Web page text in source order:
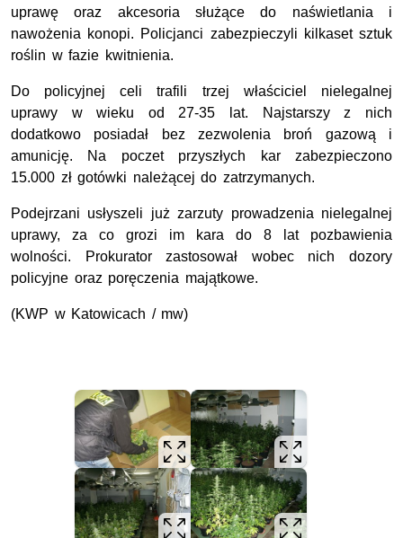
uprawę oraz akcesoria służące do naświetlania i
nawożenia konopi. Policjanci zabezpieczyli kilkaset sztuk
roślin w fazie kwitnienia.
Do policyjnej celi trafili trzej właściciel nielegalnej
uprawy w wieku od 27-35 lat. Najstarszy z nich
dodatkowo posiadał bez zezwolenia broń gazową i
amunicję. Na poczet przyszłych kar zabezpieczono
15.000 zł gotówki należącej do zatrzymanych.
Podejrzani usłyszeli już zarzuty prowadzenia nielegalnej
uprawy, za co grozi im kara do 8 lat pozbawienia
wolności. Prokurator zastosował wobec nich dozory
policyjne oraz poręczenia majątkowe.
(KWP w Katowicach / mw)